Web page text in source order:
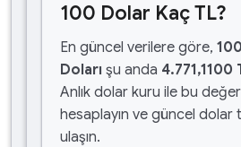
100 Dolar Kaç TL?
En güncel verilere göre,
Doları şu anda 4.771,1100
Anlık dolar kuru ile bu değeri
hesaplayın ve güncel dolar
ulaşın.